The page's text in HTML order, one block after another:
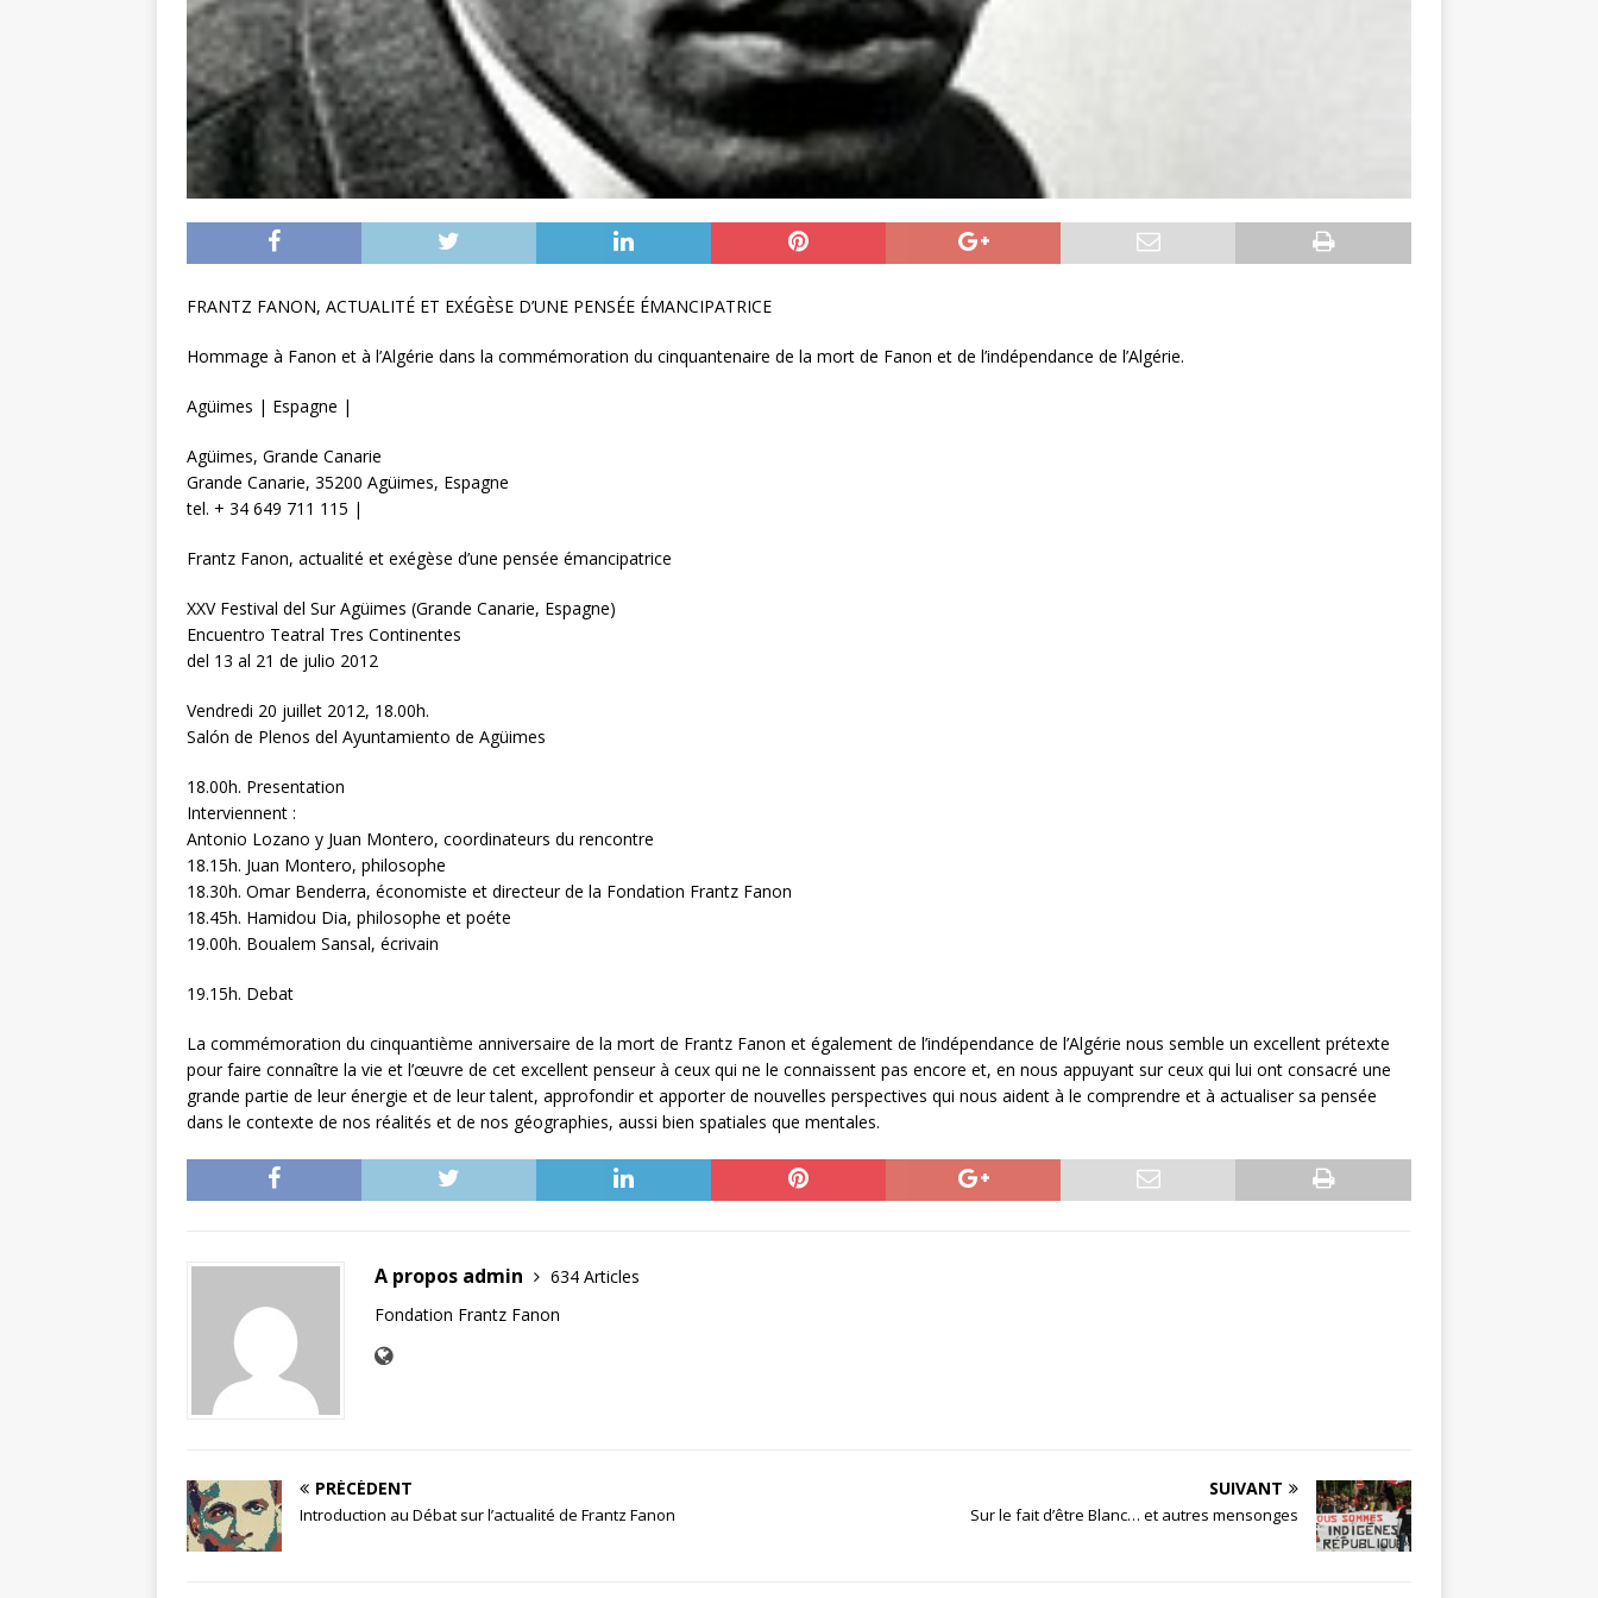
FRANTZ FANON, ACTUALITÉ ET EXÉGÈSE D’UNE PENSÉE ÉMANCIPATRICE
Hommage à Fanon et à l’Algérie dans la commémoration du cinquantenaire de la mort de Fanon et de l’indépendance de l’Algérie.
Agüimes | Espagne |
Agüimes, Grande Canarie
Grande Canarie, 35200 Agüimes, Espagne
tel. + 34 649 711 115 |
Frantz Fanon, actualité et exégèse d’une pensée émancipatrice
XXV Festival del Sur Agüimes (Grande Canarie, Espagne)
Encuentro Teatral Tres Continentes
del 13 al 21 de julio 2012
Vendredi 20 juillet 2012, 18.00h.
Salón de Plenos del Ayuntamiento de Agüimes
18.00h. Presentation
Interviennent :
Antonio Lozano y Juan Montero, coordinateurs du rencontre
18.15h. Juan Montero, philosophe
18.30h. Omar Benderra, économiste et directeur de la Fondation Frantz Fanon
18.45h. Hamidou Dia, philosophe et poéte
19.00h. Boualem Sansal, écrivain
19.15h. Debat
La commémoration du cinquantième anniversaire de la mort de Frantz Fanon et également de l’indépendance de l’Algérie nous semble un excellent prétexte
pour faire connaître la vie et l’œuvre de cet excellent penseur à ceux qui ne le connaissent pas encore et, en nous appuyant sur ceux qui lui ont consacré une
grande partie de leur énergie et de leur talent, approfondir et apporter de nouvelles perspectives qui nous aident à le comprendre et à actualiser sa pensée
dans le contexte de nos réalités et de nos géographies, aussi bien spatiales que mentales.
A propos admin
634 Articles
Fondation Frantz Fanon
PRÉCÉDENT
Introduction au Débat sur l’actualité de Frantz Fanon
SUIVANT
Sur le fait d’être Blanc… et autres mensonges